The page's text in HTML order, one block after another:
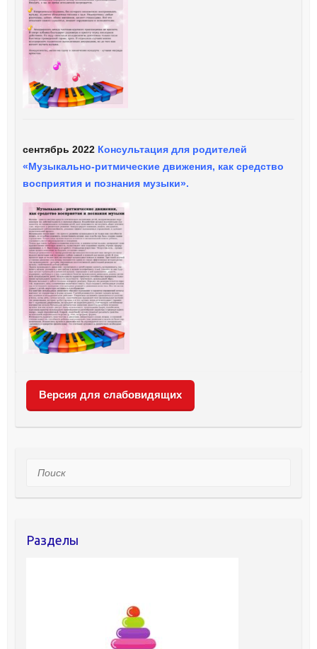
сентябрь 2022 Консультация для родителей
«Музыкально-ритмические движения, как средство
восприятия и познания музыки».
Версия для слабовидящих
Поиск
Разделы